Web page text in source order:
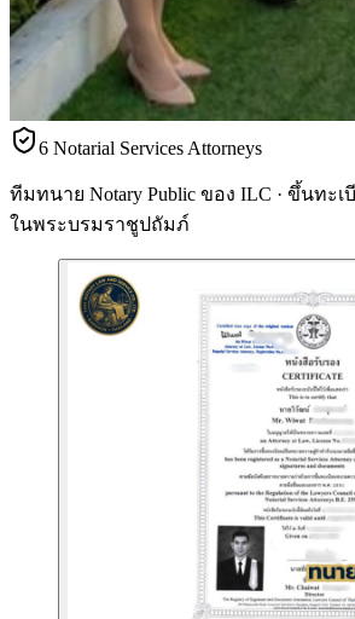
6 Notarial Services Attorneys
ทีมทนาย Notary Public ของ ILC · ขึ้นทะเ
ในพระบรมราชูปถัมภ์